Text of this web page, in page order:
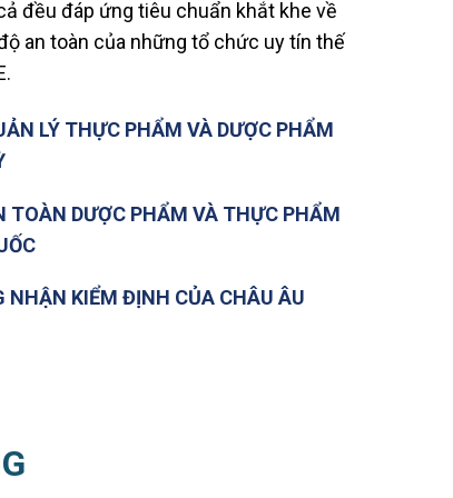
đều đáp ứng tiêu chuẩn khắt khe về
an toàn của những tổ chức uy tín thế
LÝ THỰC PHẨM VÀ DƯỢC PHẨM
TOÀN DƯỢC PHẨM VÀ THỰC PHẨM
NHẬN KIỂM ĐỊNH CỦA CHÂU ÂU